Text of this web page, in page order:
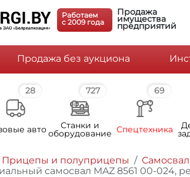
Работаем
c 2009 года
Продажа
имущества
предприятий
Продажа без аукциона
28
авто
727
Станки и
оборудование
69
Спецтехника
Прицепы и полуприцепы
самосвал MAZ 8561 00-024,